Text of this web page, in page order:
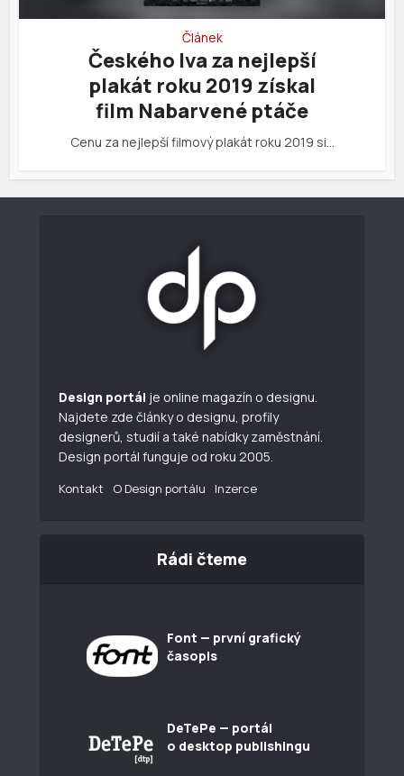
Článek
Českého lva za nejlepší
plakát roku 2019 získal
film Nabarvené ptáče
Cenu za nejlepší filmový plakát roku 2019 si…
Design portál je online magazín o designu.
Najdete zde články o designu, profily
designerů, studií a také nabídky zaměstnání.
Design portál funguje od roku 2005.
Kontakt O Design portálu Inzerce
Rádi čteme
Font — první grafický
časopis
DeTePe — portál
o desktop publishingu